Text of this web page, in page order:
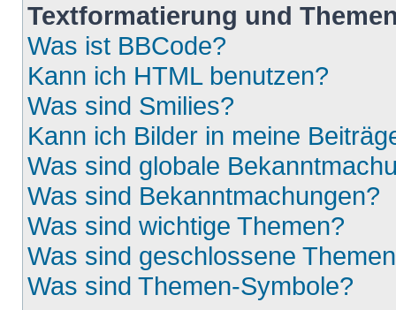
Textformatierung und
Was ist BBCode?
Kann ich HTML benutzen?
Was sind Smilies?
Kann ich Bilder in meine
Was sind globale
Was sind Bekanntmachungen?
Was sind wichtige Themen?
Was sind geschlossene
Was sind Themen-Symbole?